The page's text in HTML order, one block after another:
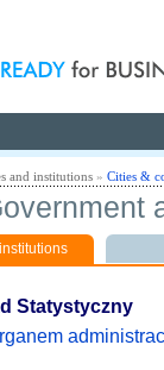
and institutions » Cities &
Statystyczny